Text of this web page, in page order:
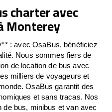
charter avec
Monterey
: avec OsaBus, bénéficiez
Nous sommes fiers de
de location de bus avec
milliers de voyageurs et
OsaBus garantit des
et sans tracas. Nos
bus, minibus et van avec